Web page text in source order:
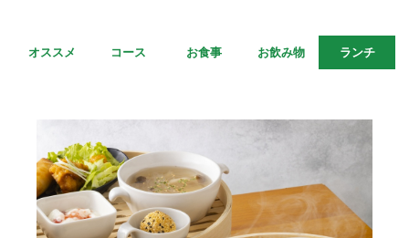
オススメ コース お食事 お飲み物 ランチ